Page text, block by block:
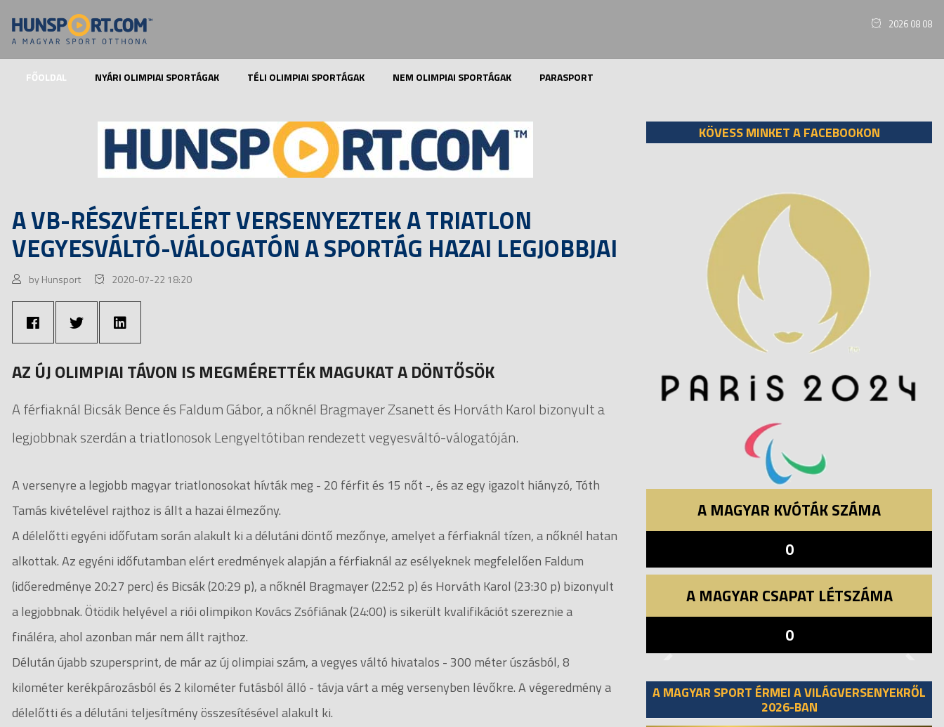
2026 08 08
FŐOLDAL NYÁRI OLIMPIAI SPORTÁGAK TÉLI OLIMPIAI SPORTÁGAK NEM OLIMPIAI SPORTÁGAK PARASPORT
A VB-RÉSZVÉTELÉRT VERSENYEZTEK A TRIATLON
VEGYESVÁLTÓ-VÁLOGATÓN A SPORTÁG HAZAI LEGJOBBJAI
by Hunsport 2020-07-22 18:20
AZ ÚJ OLIMPIAI TÁVON IS MEGMÉRETTÉK MAGUKAT A DÖNTŐSÖK
A férfiaknál Bicsák Bence és Faldum Gábor, a nőknél Bragmayer Zsanett és Horváth Karol bizonyult a
legjobbnak szerdán a triatlonosok Lengyeltótiban rendezett vegyesváltó-válogatóján.
A versenyre a legjobb magyar triatlonosokat hívták meg - 20 férfit és 15 nőt -, és az egy igazolt hiányzó, Tóth
Tamás kivételével rajthoz is állt a hazai élmezőny.
A délelőtti egyéni időfutam során alakult ki a délutáni döntő mezőnye, amelyet a férfiaknál tízen, a nőknél hatan
alkottak. Az egyéni időfutamban elért eredmények alapján a férfiaknál az esélyeknek megfelelően Faldum
(időeredménye 20:27 perc) és Bicsák (20:29 p), a nőknél Bragmayer (22:52 p) és Horváth Karol (23:30 p) bizonyult
a legjobbnak. Ötödik helyével a riói olimpikon Kovács Zsófiának (24:00) is sikerült kvalifikációt szereznie a
fináléra, ahol azonban már nem állt rajthoz.
Délután újabb szupersprint, de már az új olimpiai szám, a vegyes váltó hivatalos - 300 méter úszásból, 8
kilométer kerékpározásból és 2 kilométer futásból álló - távja várt a még versenyben lévőkre. A végeredmény a
délelőtti és a délutáni teljesítmény összesítésével alakult ki.
KÖVESS MINKET A FACEBOOKON
A MAGYAR KVÓTÁK SZÁMA
0
A MAGYAR CSAPAT LÉTSZÁMA
0
A MAGYAR SPORT ÉRMEI A VILÁGVERSENYEKRŐL
2026-BAN